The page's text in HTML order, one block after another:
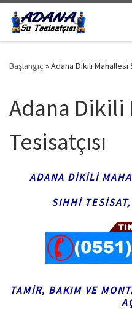
Skip to content
Başlangıç »Adana Dikili Mahallesi
Adana Dikili
Tesisatçısı
ADANA DIKILI
SIHHI TESISAT,
TAMIR, BAKIM VE